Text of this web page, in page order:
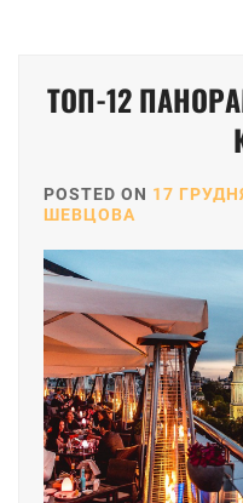
ТОП-12
POSTED ON 17
ШЕВЦОВА